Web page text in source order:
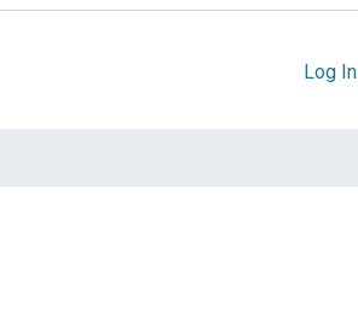
Log In